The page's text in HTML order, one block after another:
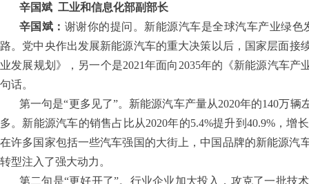
辛国斌 工业和信息化部副部长
辛国斌： 谢谢你的提问。新能源汽车是全球汽车产业绿
路。党中央作出发展新能源汽车的重大决策以后，国家层面接
业发展规划》，另一个是2021年面向2035年的《新能源汽车
句话。
第一句是“更多见了”。新能源汽车产量从2020年的140万
多。新能源汽车的销售占比从2020年的5.4%提升到40.9%，
在许多国家包括一些汽车强国的大街上，中国品牌的新能源
转型注入了强大动力。
第二句是“更好开了”。行业企业加大投入，攻克了一批技